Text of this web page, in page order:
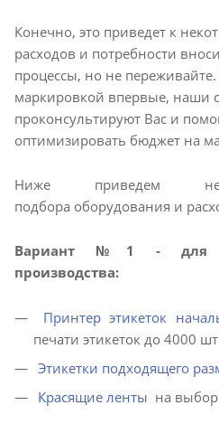
Конечно, это приведет к
расходов и потребности
процессы, но не
маркировкой впервые, наши
проконсультируют Вас и
оптимизировать бюджет на
Ниже приведем
подбора оборудования и
Вариант №1 - для
производства:
Принтер этикеток
печати этикеток до 4000
Этикетки подходящего
Красящие ленты на